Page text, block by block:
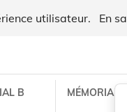
utilisateur. En
B MÉMORIAL C